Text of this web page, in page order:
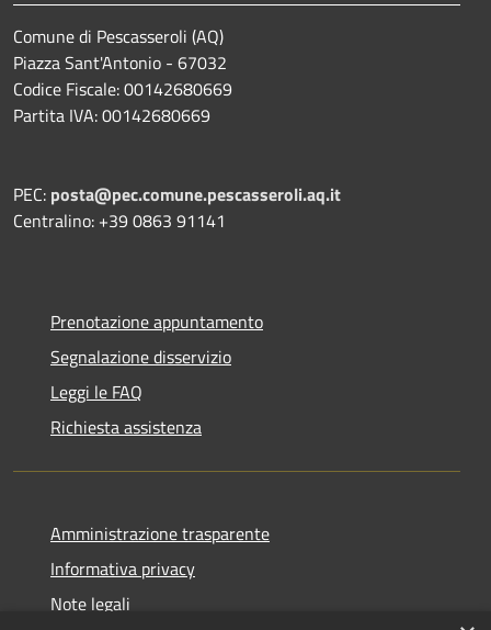
Comune di Pescasseroli (AQ)
Piazza Sant'Antonio - 67032
Codice Fiscale: 00142680669
Partita IVA: 00142680669
PEC: posta@pec.comune.pescasseroli.aq.it
Centralino: +39 0863 91141
Prenotazione appuntamento
Segnalazione disservizio
Leggi le FAQ
Richiesta assistenza
Amministrazione trasparente
Informativa privacy
Note legali